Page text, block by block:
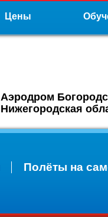
Цены
Аэродром
Нижегородская
Полёты на